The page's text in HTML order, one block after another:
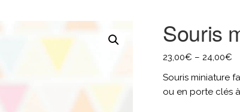
Souris
23,00€ – 24,00€
Souris miniature
ou en porte clés